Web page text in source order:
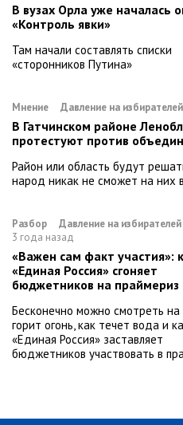
В вузах Орла уже началась
«Контроль явки»
Там начали составлять списки
«сторонников Путина»
Мнение Давление на избирателей
В Гатчинском районе
протестуют против
Район или область будут
народ никак не сможет на них
Разбор
Давление на избирателей
3 года назад
«Важен сам факт участия»:
«Единая Россия» сгоняет
бюджетников на праймериз
Бесконечно можно смотреть на
горит огонь, как течет вода и
«Единая Россия» заставляет
бюджетников участвовать в